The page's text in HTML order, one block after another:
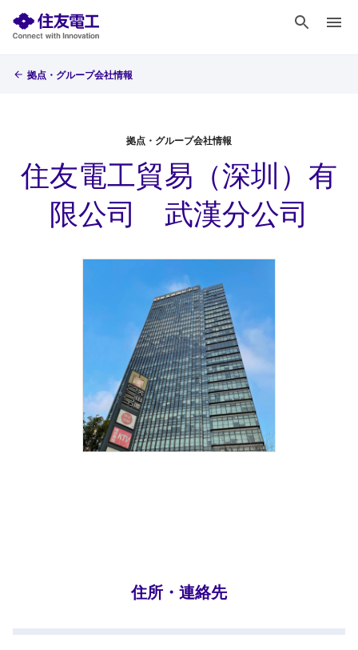
拠点・グループ会社情報
拠点・グループ会社情報
住友電工貿易（深圳）有
限公司 武漢分公司
住所・連絡先